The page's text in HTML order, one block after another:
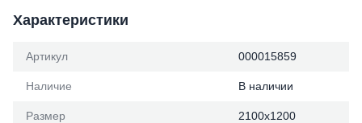
Характеристики
Артикул 000015859
Наличие В наличии
Размер 2100х1200